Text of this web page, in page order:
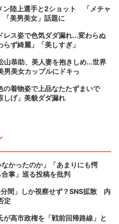
ン陸上選手と2ショット 「メチャ
美男美女」話題に
レス姿で色気ダダ漏れ...変わらぬ
ず綺麗」「美しすぎ」
山恭助、美人妻を抱きしめ...世界
美女カップルにドキっ
の着物姿で上品なたたずまいで
しげ」美貌ダダ漏れ
かったのか」「あまりにも愕
掌」巡る投稿を批判
間」しか視察せず？SNS拡散 内
定
が高市政権を「戦前回帰路線」と